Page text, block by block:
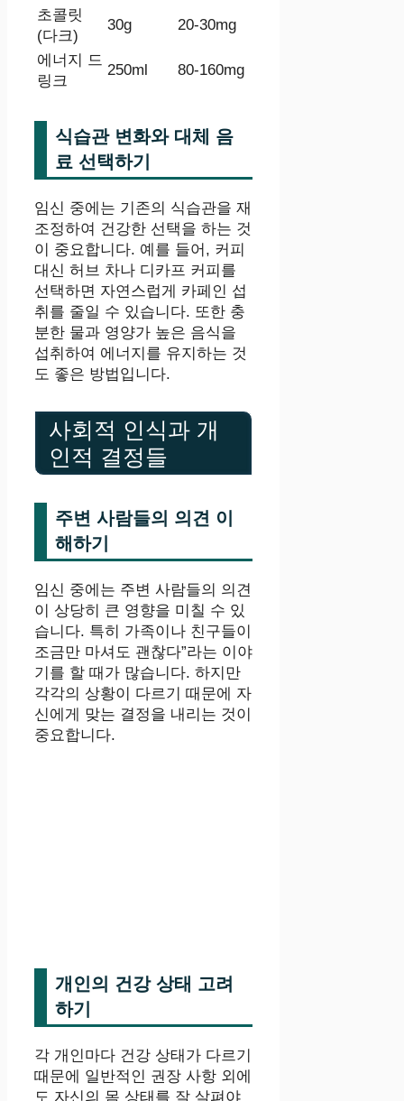
초콜릿
(다크)
30g 20-30mg
에너지 드
링크
250ml 80-160mg
식습관 변화와 대체 음
료 선택하기
임신 중에는 기존의 식습관을 재
조정하여 건강한 선택을 하는 것
이 중요합니다. 예를 들어, 커피
대신 허브 차나 디카프 커피를
선택하면 자연스럽게 카페인 섭
취를 줄일 수 있습니다. 또한 충
분한 물과 영양가 높은 음식을
섭취하여 에너지를 유지하는 것
도 좋은 방법입니다.
사회적 인식과 개
인적 결정들
주변 사람들의 의견 이
해하기
임신 중에는 주변 사람들의 의견
이 상당히 큰 영향을 미칠 수 있
습니다. 특히 가족이나 친구들이
조금만 마셔도 괜찮다”라는 이야
기를 할 때가 많습니다. 하지만
각각의 상황이 다르기 때문에 자
신에게 맞는 결정을 내리는 것이
중요합니다.
개인의 건강 상태 고려
하기
각 개인마다 건강 상태가 다르기
때문에 일반적인 권장 사항 외에
도 자신의 몸 상태를 잘 살펴야